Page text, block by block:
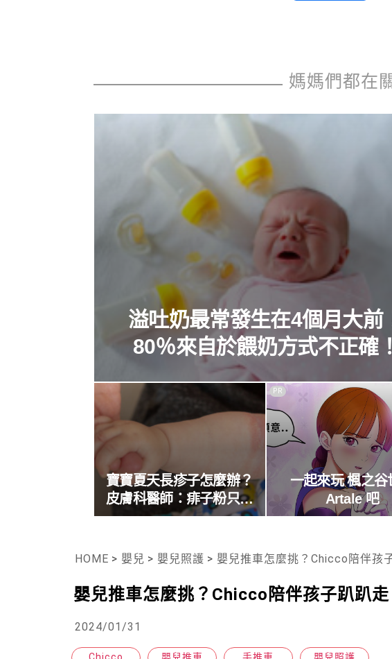
媽媽們都在
溢吐奶最常發生在4個月大前
80％來自於餵奶方式不正確！
寶寶夏天長疹子怎麼辦？
皮膚科醫師：痱子粉只有
預防及舒緩作用
一起來玩 楓之谷
Artale 吧
PR
HOME > 嬰兒 > 嬰兒照護 > 嬰兒推車怎麼挑？Chicco陪伴孩
嬰兒推車怎麼挑？Chicco陪伴孩子趴趴
2024/01/31